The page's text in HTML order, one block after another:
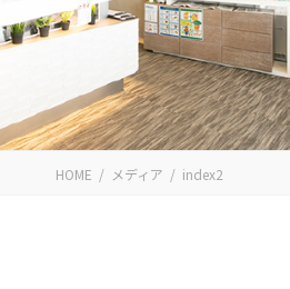
HOME メディア index2